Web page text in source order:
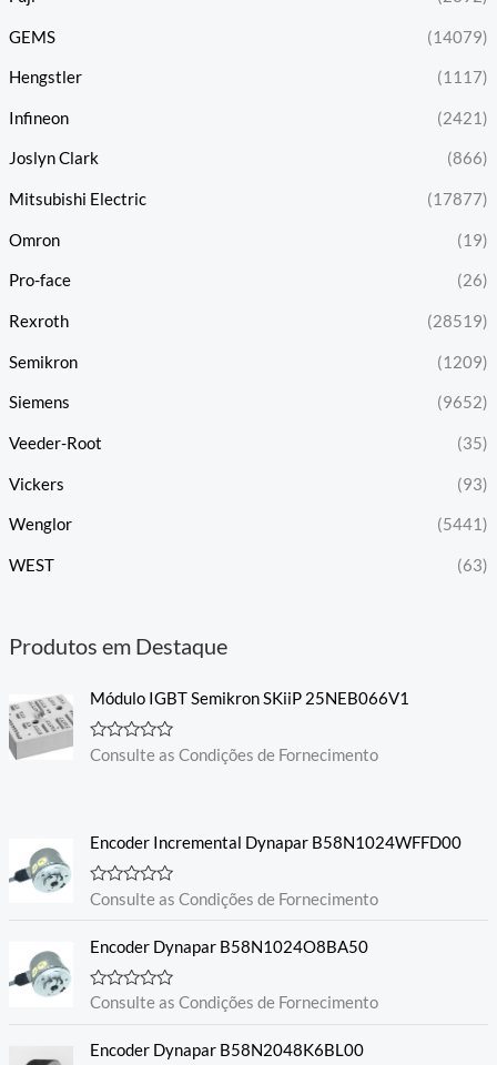
GEMS (14079)
Hengstler (1117)
Infineon (2421)
Joslyn Clark (866)
Mitsubishi Electric (17877)
Omron (19)
Pro-face (26)
Rexroth (28519)
Semikron (1209)
Siemens (9652)
Veeder-Root (35)
Vickers (93)
Wenglor (5441)
WEST (63)
Produtos em Destaque
Módulo IGBT Semikron SKiiP 25NEB066V1
A
ç
o
0
d
5
Consulte as Condições de Fornecimento
Encoder Incremental Dynapar B58N1024WFFD00
A
l
a
ç
ã
d
Consulte as Condições de Fornecimento
Encoder Dynapar B58N1024O8BA50
A
l
Consulte as Condições de Fornecimento
Encoder Dynapar B58N2048K6BL00